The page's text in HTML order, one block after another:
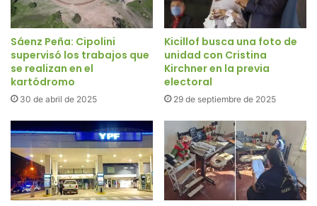
Sáenz Peña: Cipolini
supervisó los trabajos que
se realizan en el
kartódromo
30 de abril de 2025
Kicillof busca una foto de
unidad con Cristina
Kirchner en la previa
electoral
29 de septiembre de 2025